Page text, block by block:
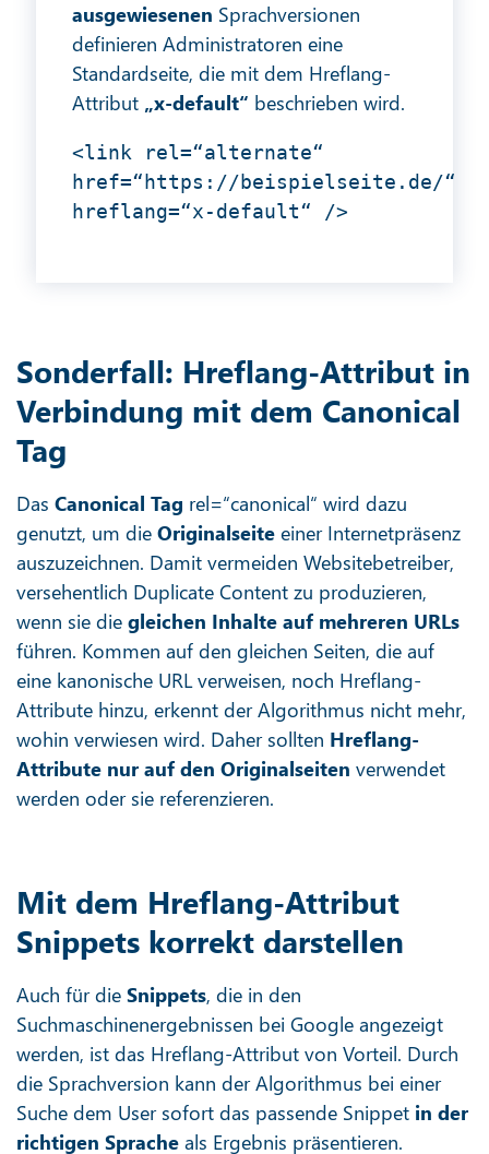
ausgewiesenen Sprachversionen
definieren Administratoren eine
Standardseite, die mit dem Hreflang-
Attribut „x-default“ beschrieben wird.
<link rel=“alternate“
href=“https://beispielseite.de/“
hreflang=“x-default“ />
Sonderfall: Hreflang-Attribut in
Verbindung mit dem Canonical
Tag
Das Canonical Tag rel=“canonical“ wird dazu
genutzt, um die Originalseite einer Internetpräsenz
auszuzeichnen. Damit vermeiden Websitebetreiber,
versehentlich Duplicate Content zu produzieren,
wenn sie die gleichen Inhalte auf mehreren URLs
führen. Kommen auf den gleichen Seiten, die auf
eine kanonische URL verweisen, noch Hreflang-
Attribute hinzu, erkennt der Algorithmus nicht mehr,
wohin verwiesen wird. Daher sollten Hreflang-
Attribute nur auf den Originalseiten verwendet
werden oder sie referenzieren.
Mit dem Hreflang-Attribut
Snippets korrekt darstellen
Auch für die Snippets, die in den
Suchmaschinenergebnissen bei Google angezeigt
werden, ist das Hreflang-Attribut von Vorteil. Durch
die Sprachversion kann der Algorithmus bei einer
Suche dem User sofort das passende Snippet in der
richtigen Sprache als Ergebnis präsentieren.